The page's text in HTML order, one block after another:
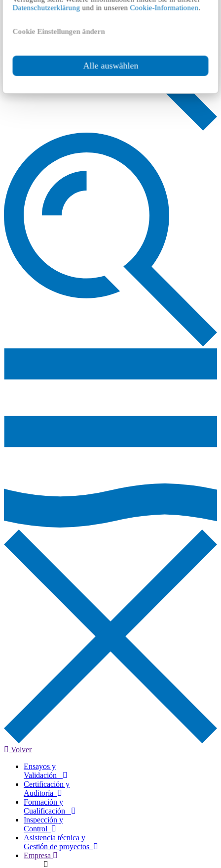
Datenschutzerklärung und in unserenCookie-Informationen.
Cookie Einstellungen ändern
Alle auswählen
Volver
Ensayos y
Validación
Certificación y
Auditoría
Formación y
Cualificación
Inspección y
Control
Asistencia técnica y
Gestión de proyectos
Empresa